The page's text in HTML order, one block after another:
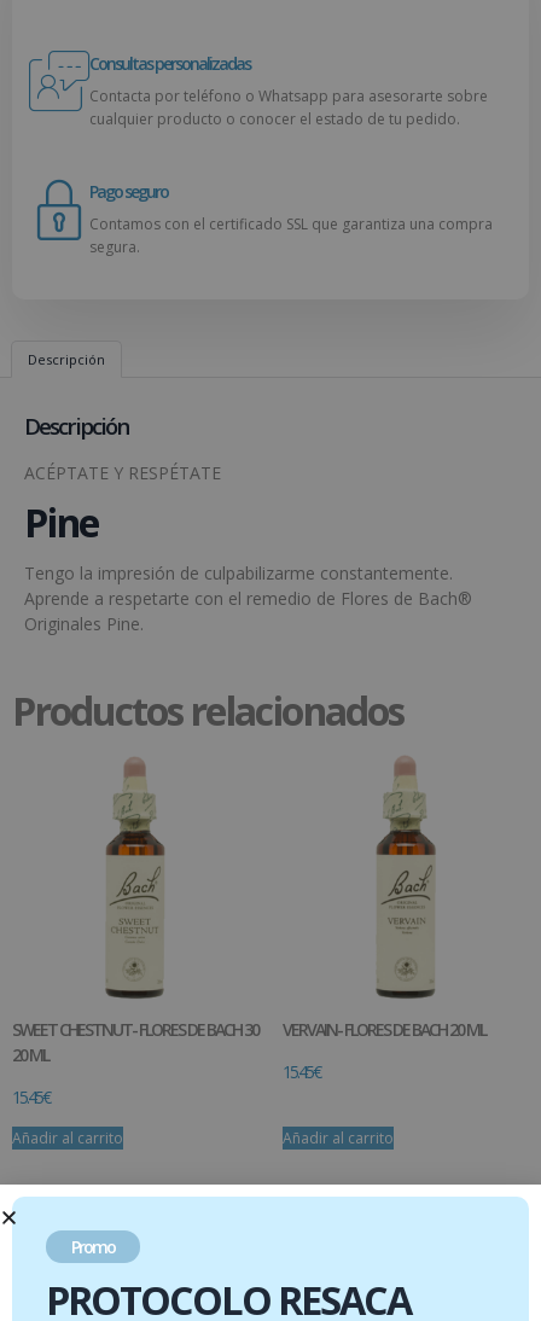
Consultas personalizadas
Contacta por teléfono o Whatsapp para asesorarte sobre
cualquier producto o conocer el estado de tu pedido.
Pago seguro
Contamos con el certificado SSL que garantiza una compra
segura.
Descripción
Descripción
ACÉPTATE Y RESPÉTATE
Pine
Tengo la impresión de culpabilizarme constantemente.
Aprende a respetarte con el remedio de Flores de Bach®
Originales Pine.
Productos relacionados
SWEET CHESTNUT- FLORES DE BACH 30
20 ML
15.45€
Añadir al carrito
VERVAIN- FLORES DE BACH 20 ML
15.45€
Añadir al carrito
Promo
PROTOCOLO RESACA